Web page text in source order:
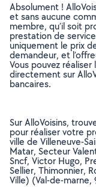
Absolument !
et sans aucune
membre, qu’il soit
prestation de
uniquement le prix
demandeur, et
Vous pouvez
directement sur
bancaires.
Sur AlloVoisins,
pour réaliser votre
ville de Villeneuve-
Matar, Secteur
Sncf, Victor Hugo,
Sellier, Thimonnier,
Ville) (Val-de-